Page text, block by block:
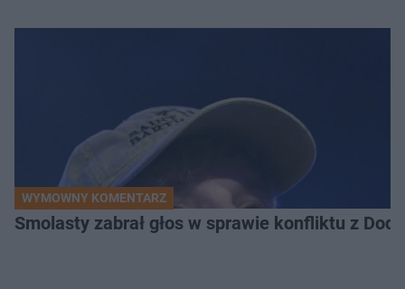
WYMOWNY KOMENTARZ
Smolasty zabrał głos w sprawie konfliktu z